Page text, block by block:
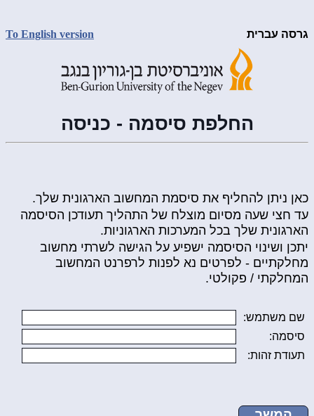
To English version גרסה עברית
החלפת סיסמה - כניסה
כאן ניתן להחליף את סיסמת המחשוב הארגונית שלך.
עד חצי שעה מסיום מוצלח של התהליך תעודכן הסיסמה
הארגונית שלך בכל המערכות הארגוניות.
יתכן ושינוי הסיסמה ישפיע על הגישה לשרתי מחשוב
מחלקתיים - לפרטים נא לפנות לרפרנט המחשוב
המחלקתי / פקולטי.
שם משתמש:
סיסמה:
תעודת זהות: